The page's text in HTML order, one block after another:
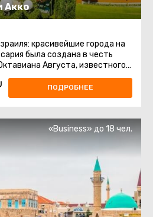
Акко
красивейшие города на
была создана в честь
Августа, известного
ПОДРОБНЕЕ
«Business» до 18 чел.